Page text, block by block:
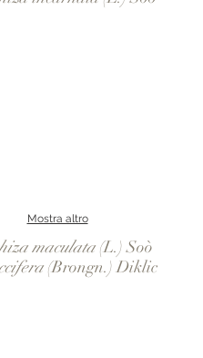
Mostra altro
maculata (L.) Soò
(Brongn.) Diklic